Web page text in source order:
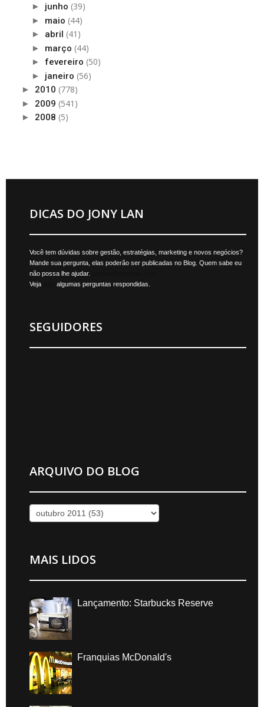
► junho (39)
► maio (44)
► abril (41)
► março (44)
► fevereiro (50)
► janeiro (56)
► 2010 (778)
► 2009 (541)
► 2008 (5)
DICAS DO JONY LAN
Você tem dúvidas sobre gestão, estratégias, marketing e novos negócios?
Mande sua pergunta, elas poderão ser publicadas no Blog. Quem sabe eu
não possa lhe ajudar.
Veja
algumas perguntas respondidas.
SEGUIDORES
ARQUIVO DO BLOG
MAIS LIDOS
Lançamento: Starbucks Reserve
Franquias McDonald's